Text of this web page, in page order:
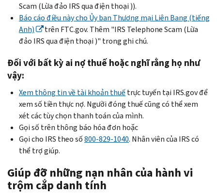
Scam (Lừa đảo IRS qua điện thoại )).
Báo cáo điều này cho Ủy ban Thương mại Liên Bang (tiếng
Anh)
trên FTC.gov. Thêm "IRS Telephone Scam (Lừa
đảo IRS qua điện thoại )" trong ghi chú.
Đối với bất kỳ ai nợ thuế hoặc nghĩ rằng họ như
vậy:
Xem thông tin về tài khoản thuếtrực tuyến tại IRS.gov để
xem số tiền thực nợ. Người đóng thuế cũng có thể xem
xét các tùy chọn thanh toán của mình.
Gọi số trên thông báo hóa đơn hoặc
Gọi cho IRS theo số800-829-1040. Nhân viên của IRS có
thể trợ giúp.
Giúp đỡ những nạn nhân của hành vi
trộm cắp danh tính